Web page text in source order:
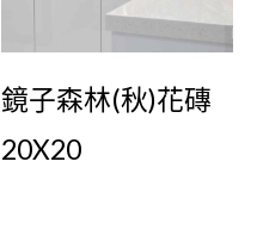
鏡子森林(秋)花磚
20X20